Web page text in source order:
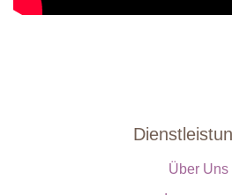
Über Uns